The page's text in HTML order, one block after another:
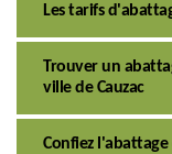
Les tarifs
Trouver un
ville de Cauzac
Confiez